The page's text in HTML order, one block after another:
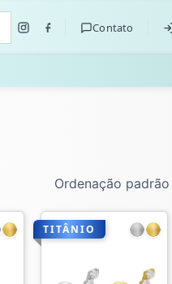
Contato
TITÂNIO